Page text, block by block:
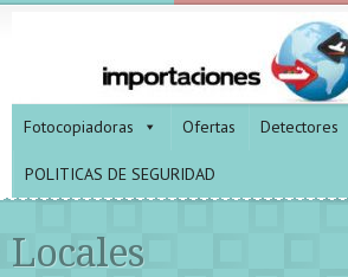
Fotocopiadoras Ofertas Detectores
POLITICAS DE SEGURIDAD
Locales